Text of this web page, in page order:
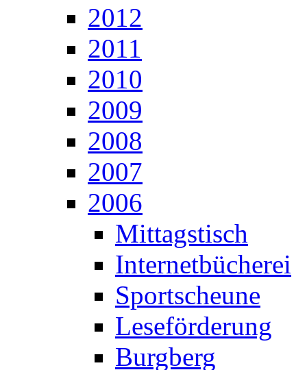
2012
2011
2010
2009
2008
2007
2006
Mittagstisch
Internetbücherei
Sportscheune
Leseförderung
Burgberg